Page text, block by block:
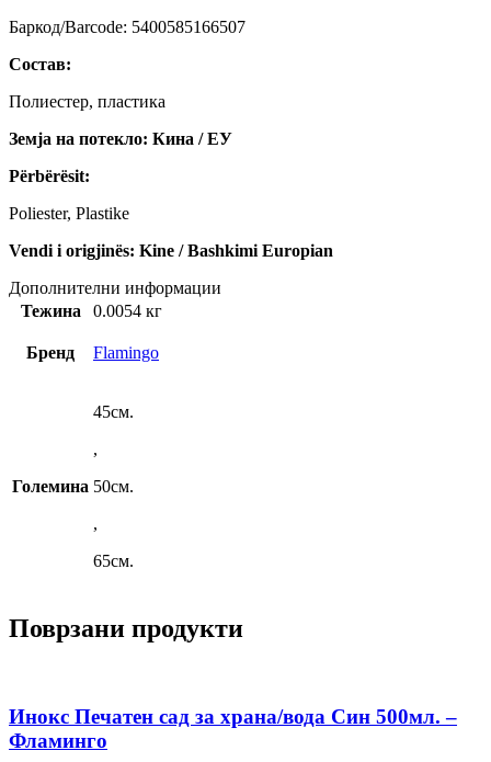
Баркод/Barcode: 5400585166507
Состав:
Полиестер, пластика
Земја на потекло: Кина / ЕУ
Përbërësit:
Poliester, Plastike
Vendi i origjinës: Kine / Bashkimi Europian
Дополнителни информации
Тежина
0.0054 кг
Бренд Flamingo
Големина
45см.
,
50см.
,
65см.
Поврзани продукти
Инокс Печатен сад за храна/вода Син 500мл. –
Фламинго